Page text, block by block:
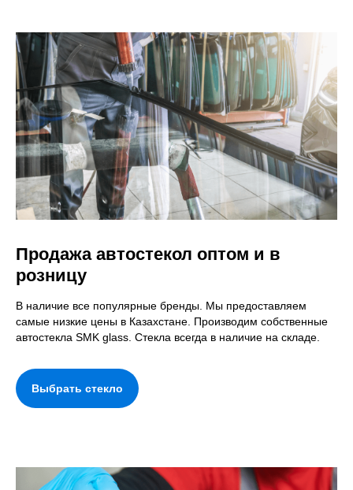
Продажа автостекол оптом и в
розницу
В наличие все популярные бренды. Мы предоставляем
самые низкие цены в Казахстане. Производим собственные
автостекла SMK glass. Стекла всегда в наличие на складе.
Выбрать стекло